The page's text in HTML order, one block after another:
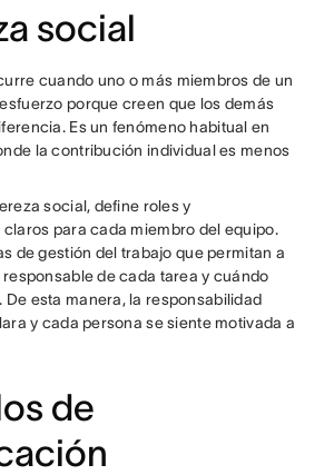
social
cuando uno o más miembros de un
porque creen que los demás
Es un fenómeno habitual en
la contribución individual es menos
social, define roles y
para cada miembro del equipo.
de gestión del trabajo que permitan a
de cada tarea y cuándo
esta manera, la responsabilidad
y cada persona se siente motivada a
de